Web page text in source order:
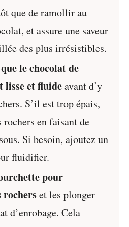
que de ramollir au
et assure une saveur
des plus irrésistibles.
le chocolat de
lisse et fluideavant d’y
S’il est trop épais,
en faisant de
Si besoin, ajoutez un
fluidifier.
pour
rocherset les plonger
d’enrobage. Cela